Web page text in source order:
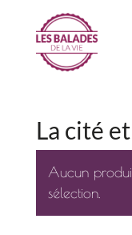
La cité
Aucun
sélection.